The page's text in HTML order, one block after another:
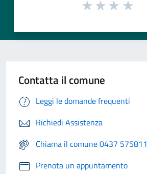
Contatta il comune
Leggi le domande frequenti
Richiedi Assistenza
Chiama il comune 0437 575811
Prenota un appuntamento